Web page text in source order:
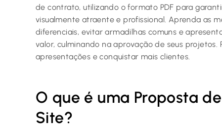
de contrato, utilizando o formato PDF para
visualmente atraente e profissional. Aprenda as
diferenciais, evitar armadilhas comuns e
valor, culminando na aprovação de seus projetos.
apresentações e conquistar mais clientes.
O que é uma Proposta
Site?